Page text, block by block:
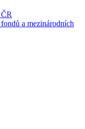
a mezinárodních